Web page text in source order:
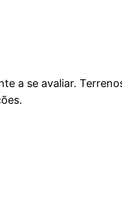
a se avaliar.